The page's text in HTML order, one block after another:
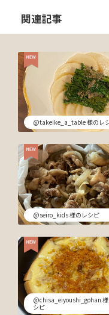
関連記事
@takeike_a_table 様のレ
@seiro_kids 様のレシピ
@chisa_eiyoushi_gohan
シピ